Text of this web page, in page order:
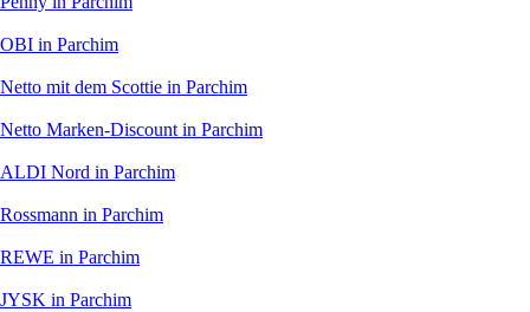
OBI in Parchim
Netto mit dem Scottie in Parchim
Netto Marken-Discount in Parchim
ALDI Nord in Parchim
Rossmann in Parchim
REWE in Parchim
JYSK in Parchim